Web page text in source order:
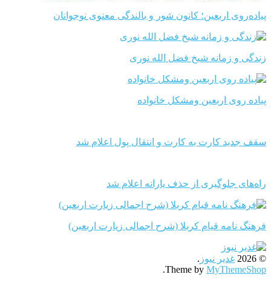
پیاده‌روی اربعین؛ کانون شور و بالندگی معنوی نوجوانان
زندگی و زمانه شیخ فضل الله نوری
پیاده روی اربعین ومشکل خانواده
سقف جدید کارت به کارت و انتقال پول اعلام شد
راه‌های جلوگیری از حذف یارانه اعلام شد
فرهنگ نامه قیام کربلا (شرح اجمالی زیارت اربعین)
© 2026 غدیر نیوز .
Theme by MyThemeShop
.